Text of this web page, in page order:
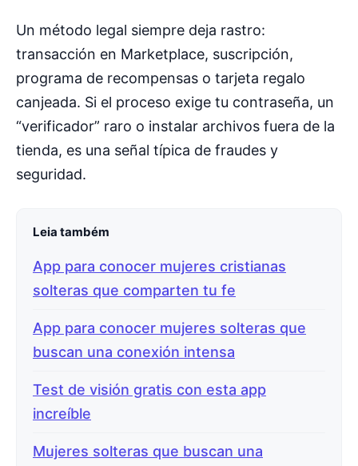
Un método legal siempre deja rastro:
transacción en Marketplace, suscripción,
programa de recompensas o tarjeta regalo
canjeada. Si el proceso exige tu contraseña, un
“verificador” raro o instalar archivos fuera de la
tienda, es una señal típica de fraudes y
seguridad.
Leia também
App para conocer mujeres cristianas
solteras que comparten tu fe
App para conocer mujeres solteras que
buscan una conexión intensa
Test de visión gratis con esta app
increíble
Mujeres solteras que buscan una